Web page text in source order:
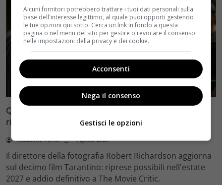
Quentin Tarantino e il decimo film: Robert Richardson
rivela riprese forse nel 2027 e l’addio a The Movie Critic
Redazione Velvet 4 Agosto 2026
Il direttore della fotografia Robert Richardson aggiorna
sul decimo film Tarantino: riprese possibili nell'estate
2027 e addio definitivo a The Movie Critic.
Alcuni fornitori potrebbero trattare i tuoi dati personali sulla
base dell'interesse legittimo, al quale puoi opporti gestendo
le tue opzioni qui sotto. Cerca un link in fondo a questa
pagina o nel menu del sito per gestire o revocare il consenso
nelle impostazioni della privacy e dei cookie.
Acconsenti
Nega il consenso
Gestisci le opzioni